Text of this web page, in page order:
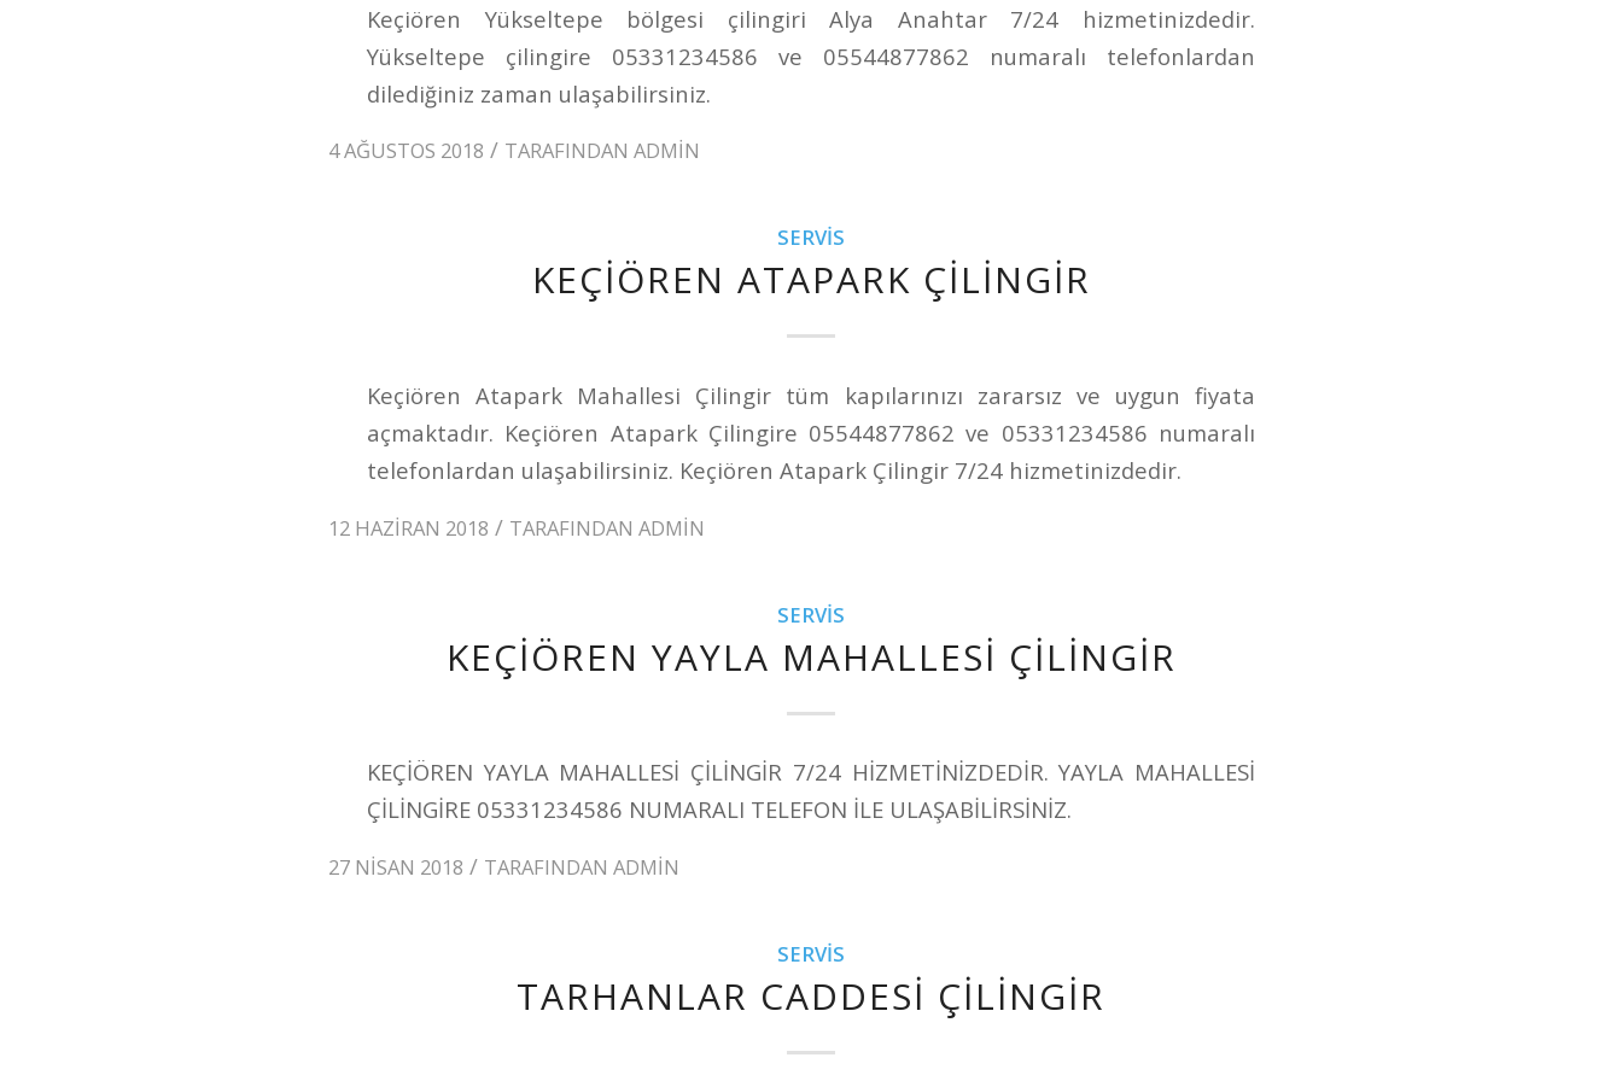
Keçiören Yükseltepe bölgesi çilingiri Alya Anahtar 7/24 hizmetinizdedir.
Yükseltepe çilingire 05331234586 ve 05544877862 numaralı telefonlardan
dilediğiniz zaman ulaşabilirsiniz.
4 AĞUSTOS 2018 / TARAFINDAN ADMIN
SERVIS
KEÇIÖREN ATAPARK ÇILINGIR
Keçiören Atapark Mahallesi Çilingir tüm kapılarınızı zararsız ve uygun fiyata
açmaktadır. Keçiören Atapark Çilingire 05544877862 ve 05331234586 numaralı
telefonlardan ulaşabilirsiniz. Keçiören Atapark Çilingir 7/24 hizmetinizdedir.
12 HAZIRAN 2018 / TARAFINDAN ADMIN
SERVIS
KEÇİÖREN YAYLA MAHALLESİ ÇİLİNGİR
KEÇİÖREN YAYLA MAHALLESİ ÇİLİNGİR 7/24 HİZMETİNİZDEDİR. YAYLA MAHALLESİ
ÇİLİNGİRE 05331234586 NUMARALI TELEFON İLE ULAŞABİLİRSİNİZ.
27 NISAN 2018 / TARAFINDAN ADMIN
SERVIS
TARHANLAR CADDESİ ÇİLİNGİR